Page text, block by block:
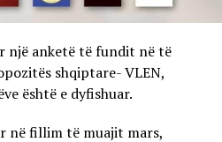
një anketë të fundit në të
shqiptare- VLEN,
është e dyfishuar.
në fillim të muajit mars,